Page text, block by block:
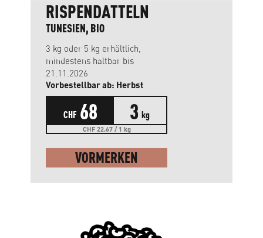
RISPENDATTELN
TUNESIEN, BIO
3 kg oder 5 kg erhältlich,
mindestens haltbar bis
21.11.2026
Vorbestellbar ab: Herbst
CHF 68 3 kg
CHF 22.67 / 1 kg
VORMERKEN